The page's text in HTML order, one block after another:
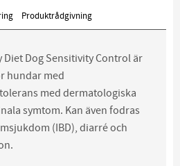
Produktrådgivning
Diet Dog Sensitivity Control är
hundar med
med dermatologiska
symtom. Kan även fodras
(IBD), diarré och